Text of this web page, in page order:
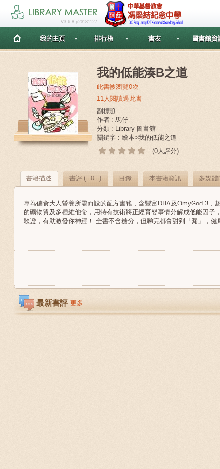
V3.6.8 p20181127
我的主頁 排行榜 書友 圖書館資
我的低能湊B之道
此書被瀏覽0次
11人閱讀過此書
副標題 :
作者 : 馬仔
分類 : Library 圖書館
關鍵字 : 繪本>我的低能之道
(0人評分)
書籍描述 書評 ( 0 ) 目錄 本書籍資訊 多媒體
專為偏食大人營養所需而設的配方書籍，含豐富DHA及OmyGod 3，
的礦物質及多種維他命，用特有技術將正經育嬰事情分解成低能因子
驗證，有助激發你神經！ 全書不含糖分，但睇完都會甜到「漏」，健
最新書評 更多